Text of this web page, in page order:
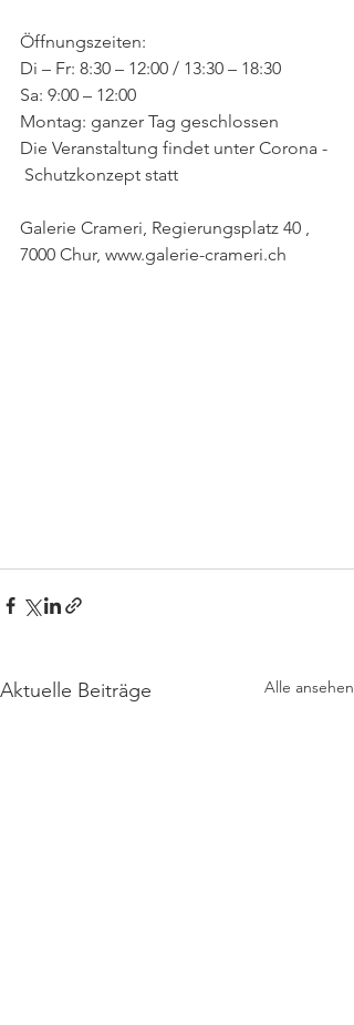
Öffnungszeiten:
Di – Fr: 8:30 – 12:00 / 13:30 – 18:30
Sa: 9:00 – 12:00
Montag: ganzer Tag geschlossen
Die Veranstaltung findet unter Corona -
Schutzkonzept statt
Galerie Crameri, Regierungsplatz 40 ,
7000 Chur, www.galerie-crameri.ch
Aktuelle Beiträge Alle ansehen